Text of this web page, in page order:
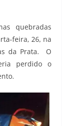
quebradas
feira, 26, na
da Prata. O
perdido o